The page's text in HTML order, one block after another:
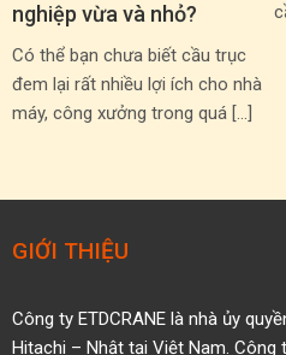
nghiệp vừa và nhỏ?
Có thể bạn chưa biết cầu trục
đem lại rất nhiều lợi ích cho nhà
máy, công xưởng trong quá […]
GIỚI THIỆU
Công ty ETDCRANE là nhà ủy
Hitachi – Nhật tại Việt Nam. Công